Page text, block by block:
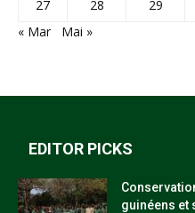
27
28 29
« Mar
Mai »
EDITOR PICKS
guinéens et